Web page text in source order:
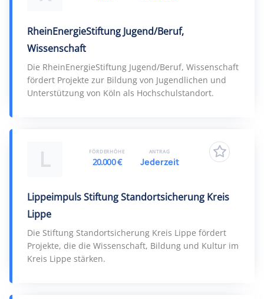
RheinEnergieStiftung Jugend/Beruf,
Wissenschaft
Die RheinEnergieStiftung Jugend/Beruf, Wissenschaft
fördert Projekte zur Bildung von Jugendlichen und
Unterstützung von Köln als Hochschulstandort.
L
Lippeimpuls Stiftung Standortsicherung Kreis
Lippe
Die Stiftung Standortsicherung Kreis Lippe fördert
Projekte, die die Wissenschaft, Bildung und Kultur im
Kreis Lippe stärken.
FÖRDERHÖHE
20.000 €
ANTRAG
Jederzeit